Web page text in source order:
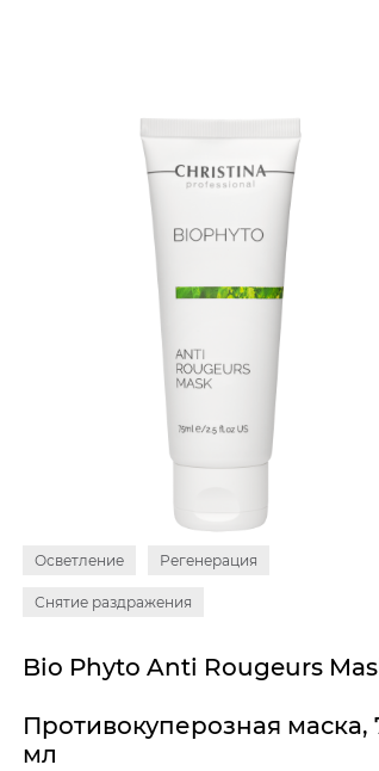
Осветление Регенерация
Снятие раздражения
Bio Phyto Anti Rougeurs
Противокуперозная маска,
мл